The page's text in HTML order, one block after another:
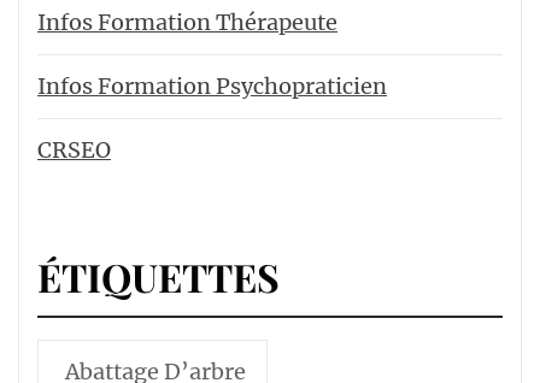
Infos Formation Thérapeute
Infos Formation Psychopraticien
CRSEO
ÉTIQUETTES
Abattage D’arbre